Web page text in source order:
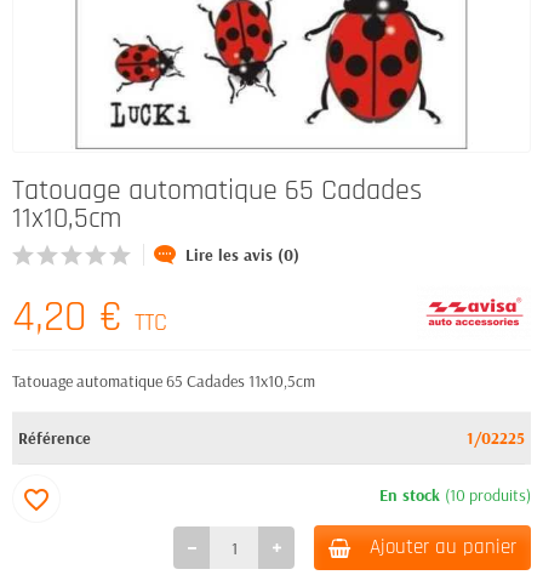
Tatouage automatique 65 Cadades
11x10,5cm
Lire les avis (0)
4,20 € TTC
Tatouage automatique 65 Cadades 11x10,5cm
Référence 1/02225
En stock (10 produits)
Ajouter au panier
favorite_border